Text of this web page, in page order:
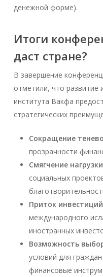
денежной форме).
Итоги
даст стране?
В завершение
отметили, что развитие
института Вакфа
стратегических
Сокращение
прозрачности
Смягчение
социальных
Приток
международного
иностранных
Возможность
условий для
финансовые